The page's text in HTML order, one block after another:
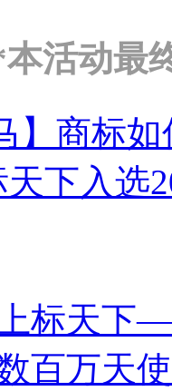
活动最
】商标
下入选
标天下
百万天